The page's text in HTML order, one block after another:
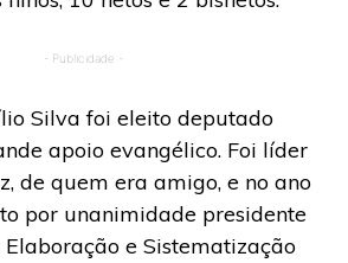
- Publicidade -
Silva foi eleito deputado
apoio evangélico. Foi líder
de quem era amigo, e no ano
por unanimidade presidente
e Sistematização